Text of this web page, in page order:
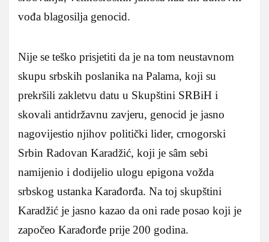
vođa blagosilja genocid.
Nije se teško prisjetiti da je na tom neustavnom
skupu srbskih poslanika na Palama, koji su
prekršili zakletvu datu u Skupštini SRBiH i
skovali antidržavnu zavjeru, genocid je jasno
nagovijestio njihov politički lider, crnogorski
Srbin Radovan Karadžić, koji je sâm sebi
namijenio i dodijelio ulogu epigona vožda
srbskog ustanka Karađorđa. Na toj skupštini
Karadžić je jasno kazao da oni rade posao koji je
započeo Karađorđe prije 200 godina.